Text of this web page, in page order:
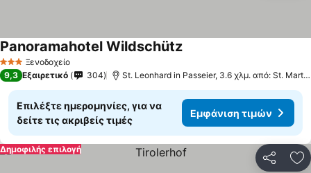
3 ΑστέριαΞενοδοχείο
Panoramahotel Wildschütz
9,3 Εξαιρετικό 304 St. Leonhard in Passeier, 3.6 χλμ. από: St. Martin in Passeier
Επιλέξτε ημερομηνίες, για να
δείτε τις ακριβείς τιμές
Εμφάνιση τιμών
Δημοφιλής επιλογή